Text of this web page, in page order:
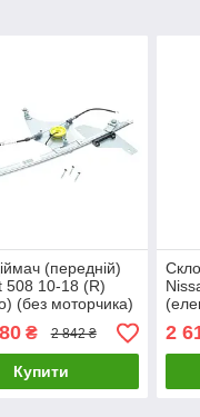
(передній)
508 10-18 (R)
(без моторчика)
30/1828 UA61
₴ 2 842 ₴
Купити
2